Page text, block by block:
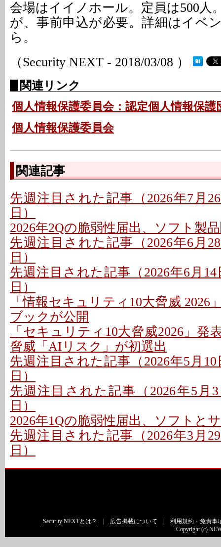
会場はイイノホール。定員は500人
が、事前申込が必要。詳細はイベ
ら。
（Security NEXT - 2018/03/08 ）
関連リンク
個人情報保護委員会：認定個人情報保
個人情報保護委員会
関連記事
先週注目された記事（2026年7月
日）
2026年2Qの脆弱性届出、ソフト製
先週注目された記事（2026年6月
日）
先週注目された記事（2026年6月14
日）
「情報セキュリティ10大脅威 2026
ブックが公開
「セキュリティ10大脅威2026」発
脅威「AIリスク」が初選出
先週注目された記事（2026年5月10
日）
先週注目された記事（2026年5月
日）
2026年1Qの脆弱性届出、ソフトと
先週注目された記事（2026年3月
日）
Security NEXTとは？ 広告掲載について
利用規約・免責事
Copyright (c)